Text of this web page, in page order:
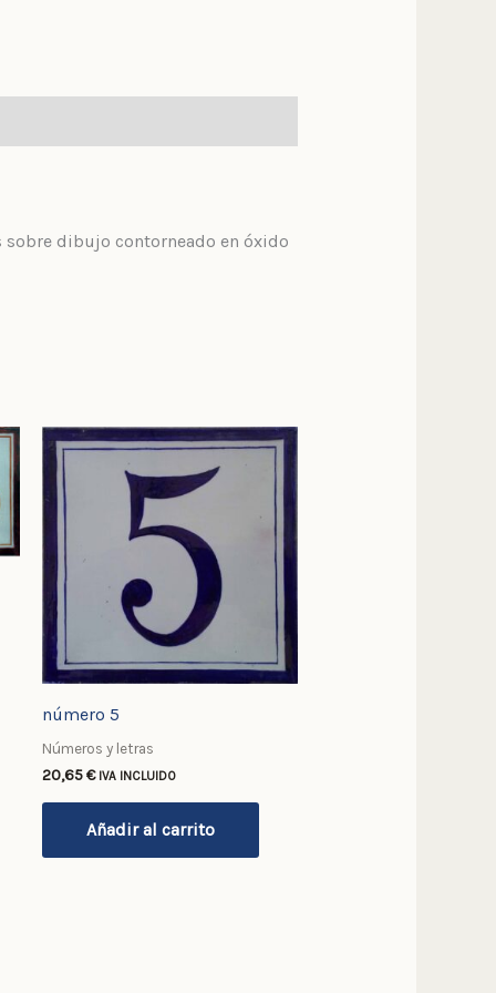
sobre dibujo contorneado en óxido
número 5
Números y letras
20,65€ IVA INCLUIDO
Añadir al carrito